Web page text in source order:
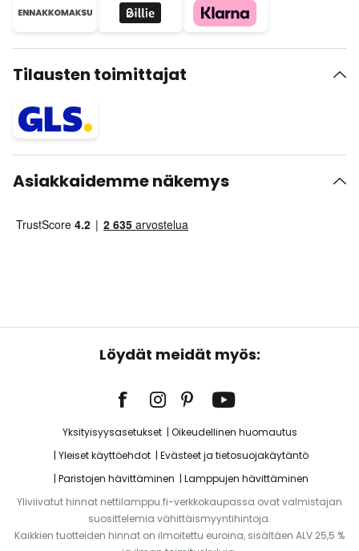
Tilausten toimittajat
Asiakkaidemme näkemys
Löydät meidät myös:
Yksityisyysasetukset
Oikeudellinen huomautus
Yleiset käyttöehdot
Evästeet ja tietosuojakäytäntö
Paristojen hävittäminen
Lamppujen hävittäminen
Yliviivatut hinnat nettilamppu.fi-verkkokaupassa ovat valmistajan
suosittelemia vähittäismyyntihintoja.
Kaikkien tuotteiden hinnat on ilmoitettu euroina, sisältäen ALV 25,5 %